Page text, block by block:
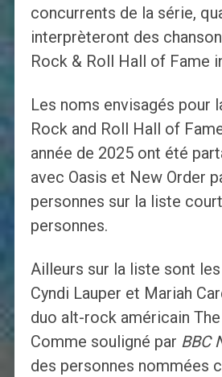
concurrents de la série,
interprèteront des
Rock & Roll Hall of Fame
Les noms envisagés pour
Rock and Roll Hall of
année de 2025 ont été
avec Oasis et New Order
personnes sur la liste
personnes.
Ailleurs sur la liste sont
Cyndi Lauper et Mariah
duo alt-rock américain
Comme souligné par BBC
des personnes nommées